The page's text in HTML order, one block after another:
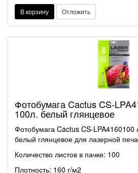
В корзину Отложить
Фотобумага Cactus CS-
100л. белый глянцевое
Фотобумага Cactus CS-LPA4160100
белый глянцевое для лазерной
Количество листов в пачке: 100
Плотность: 160 г/м2